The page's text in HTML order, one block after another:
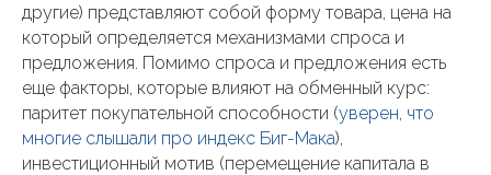
другие) представляют собой форму товара, цена на
который определяется механизмами спроса и
предложения. Помимо спроса и предложения есть
еще факторы, которые влияют на обменный курс:
паритет покупательной способности (уверен, что
многие слышали про индекс Биг-Мака),
инвестиционный мотив (перемещение капитала в